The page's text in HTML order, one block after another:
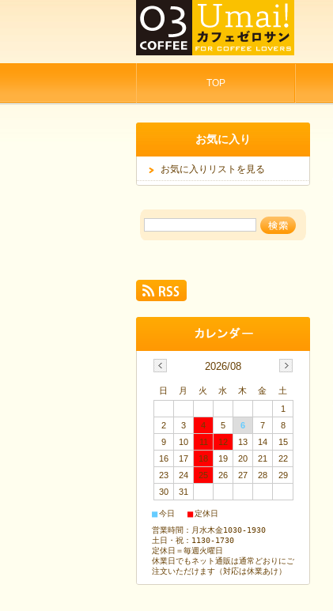
TOP
お気に入り
お気に入りリストを見る
2026/08
日 月 火 水 木 金
土
1
2
3 4 5 6 7
8
9
10 11 12 13 14
15
16
17 18 19 20 21
22
23
24 25 26 27 28
29
30
31
■今日 ■定休日
営業時間：月水木金1030-1930
土日・祝：1130-1730
定休日＝毎週火曜日
休業日でもネット通販は通常どおりにご
注文いただけます（対応は休業あけ）